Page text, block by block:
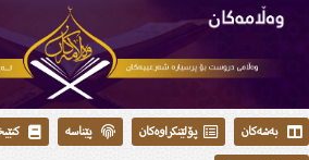
بەشەکان پۆلێنکراوەکان پێناسە کتێبخانە